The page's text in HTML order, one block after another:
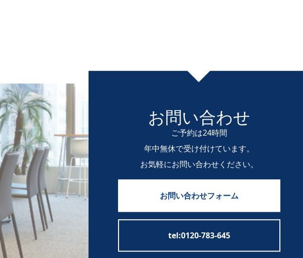
お問い合わせ
ご予約は24時間
年中無休で受け付けています。
お気軽にお問い合わせください。
お問い合わせフォーム
tel:0120-783-645